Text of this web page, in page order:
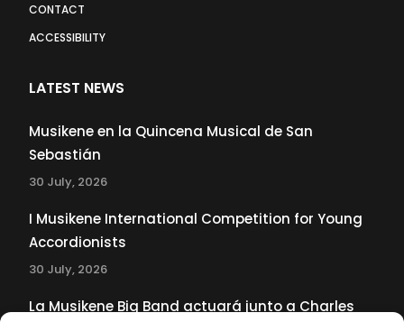
CONTACT
ACCESSIBILITY
LATEST NEWS
Musikene en la Quincena Musical de San
Sebastián
30 July, 2026
I Musikene International Competition for Young
Accordionists
30 July, 2026
La Musikene Big Band actuará junto a Charles